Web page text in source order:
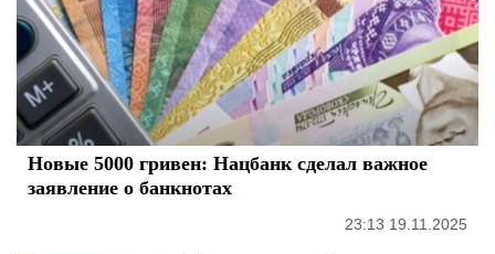
Новые 5000 гривен: Нацбанк сделал важное
заявление о банкнотах
23:13 19.11.2025